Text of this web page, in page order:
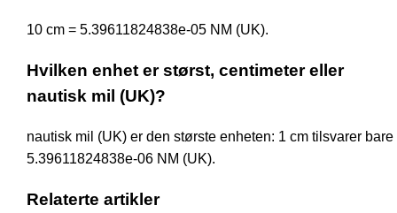
10 cm = 5.39611824838e-05 NM (UK).
Hvilken enhet er størst, centimeter eller
nautisk mil (UK)?
nautisk mil (UK) er den største enheten: 1 cm tilsvarer bare
5.39611824838e-06 NM (UK).
Relaterte artikler